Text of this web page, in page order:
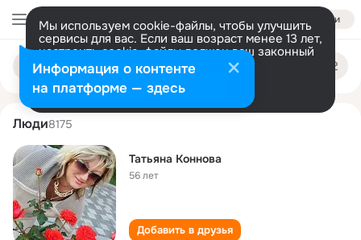
Войти
Мы используем cookie-файлы, чтобы улучшить
сервисы для вас. Если ваш возраст менее 13 лет,
настроить cookie-файлы должен ваш законный
представитель. Больше информации
Разрешить все Настроить
Поиск
людям
tatyana konnova
Люди8175
Татьяна Коннова
56 лет
Добавить в друзья
Информация о контенте
на платформе — здесь